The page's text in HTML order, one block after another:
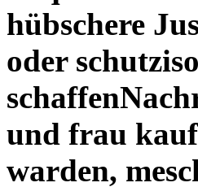
hübschere
oder
und frau
warden,